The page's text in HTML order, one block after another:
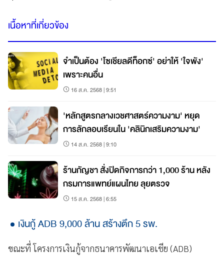
เนื้อหาที่เกี่ยวข้อง
จำเป็นต้อง 'โซเชียลดีท็อกซ์' อย่าให้ 'ใจพัง'
เพราะคนอื่น
16 ส.ค. 2568 | 9:51
'หลักสูตรกลางเวชศาสตร์ความงาม' หยุด
การลักลอบเรียนใน 'คลินิกเสริมความงาม'
14 ส.ค. 2568 | 9:10
ร้านกัญชา สั่งปิดกิจการกว่า 1,000 ร้าน หลัง
กรมการแพทย์แผนไทย ลุยตรวจ
15 ส.ค. 2568 | 6:55
เงินกู้ ADB 9,000 ล้าน สร้างตึก 5 รพ.
ขณะที่ โครงการเงินกู้จากธนาคารพัฒนาเอเชีย (ADB)